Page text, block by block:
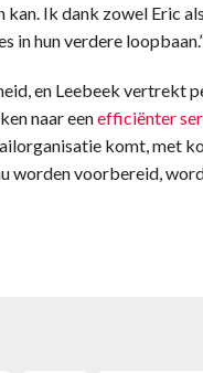
kan. Ik dank zowel Eric
in hun verdere
en Leebeek vertrekt
naar eenefficiënter
komt, met
worden voorbereid,